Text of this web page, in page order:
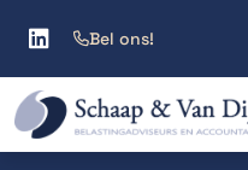
Bel ons!
